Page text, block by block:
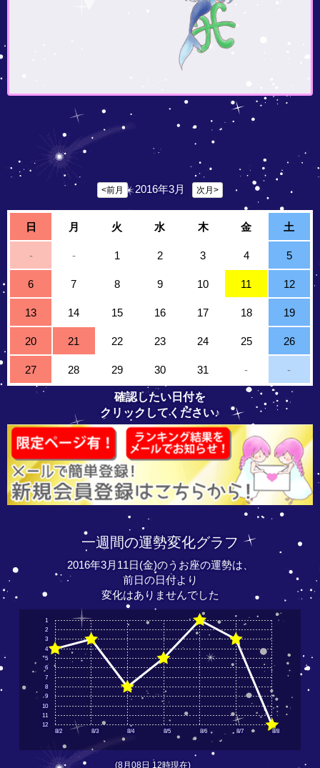
<前月 2016年3月 次月>
日 月 火 水 木 金 土
- - 1 2 3 4 5
6 7 8 9 10 11 12
13 14 15 16 17 18 19
20 21 22 23 24 25 26
27 28 29 30 31 - -
確認したい日付を
クリックしてください♪
一週間の運勢変化グラフ
2016年3月11日(金)のうお座の運勢は、
前日の日付より
変化はありませんでした
8/2 8/3 8/4 8/5 8/6 8/7 8/8
12
11
10
9
8
7
6
5
4
3
2
1
(8月08日 12時現在)